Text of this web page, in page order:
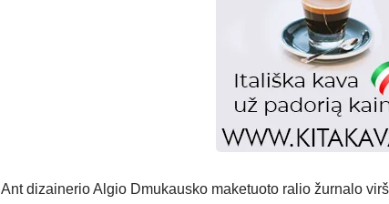
Ant dizainerio Algio Dmukausko maketuoto ralio žurnalo